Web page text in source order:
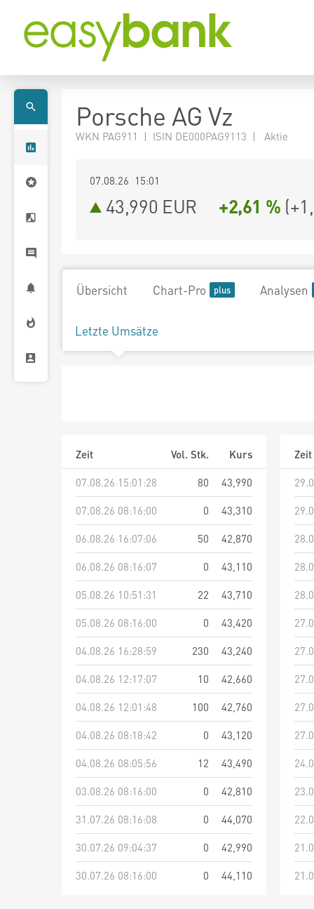
Porsche AG Vz
WKN PAG911 | ISIN DE000PAG9113 | Aktie
07.08.26 15:01
43,990 EUR +2,61 % (
Übersicht Chart-Pro Analysen
Letzte Umsätze
Zeit Vol. Stk.
Kurs
07.08.26 15:01:28
80
43,990
07.08.26 08:16:00
0
43,310
06.08.26 16:07:06
50
42,870
06.08.26 08:16:07
0
43,110
05.08.26 10:51:31
22
43,710
05.08.26 08:16:00
0
43,420
04.08.26 16:28:59
230
43,240
04.08.26 12:17:07
10
42,660
04.08.26 12:01:48
100
42,760
04.08.26 08:18:42
0
43,120
04.08.26 08:05:56
12
43,490
03.08.26 08:16:00
0
42,810
31.07.26 08:16:08
0
44,070
30.07.26 09:04:37
0
42,990
30.07.26 08:16:00
0 44,110
Zeit